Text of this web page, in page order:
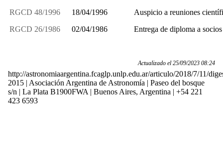
RGCD 48/1996
18/04/1996
Auspicio a reuniones
RGCD 26/1986
02/04/1986 Entrega de diploma a
Actualizado el 25/09/2023 08:24
http://astronomiaargentina.fcaglp.unlp.edu.ar/articulo/2018/7/11/
2015 | Asociación Argentina de Astronomía | Paseo del bosque
s/n | La Plata B1900FWA | Buenos Aires, Argentina | +54 221
423 6593